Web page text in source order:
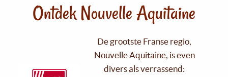
Ontdek Nouvelle Aquitaine
De grootste Franse regio,
Nouvelle Aquitaine, is even
divers als verrassend: